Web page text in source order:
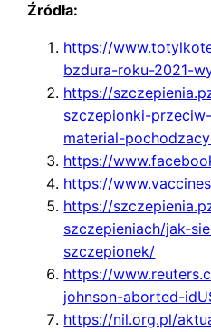
Źródła:
https://
bzdura-roku-2021-
https://
szczepionki-
material-
https://
https://
https://
szczepieniach/jak-
szczepionek/
https://
johnson-aborted-
https://nil.org.pl/